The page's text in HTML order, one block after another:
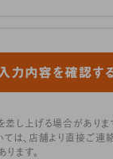
し上げる場合がありま
、店舗より直接ご連
ます。